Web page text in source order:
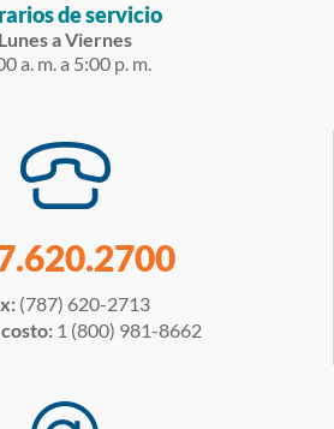
de servicio
Lunes a Viernes
a. m. a 5:00 p. m.
(787) 620-2713
1 (800) 981-8662